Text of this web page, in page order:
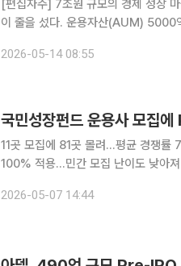
[편집자주] 7조원 규모의 경제 성장
이 줄을 섰다. 운용자산(AUM) 5000
성장펀드 운용사 경쟁 구도를 살펴보
2026-05-14 08:55
국민성장펀드 운용사 모집
11곳 모집에 81곳 몰려…평균 경쟁률
100% 적용…민간 모집 난이도 낮아져" 국민성장펀드 1차 위탁운용사(GP) 접수 결과 총 81
드운용사(PE)가 대거 합류하며 치열
2026-05-07 14:44